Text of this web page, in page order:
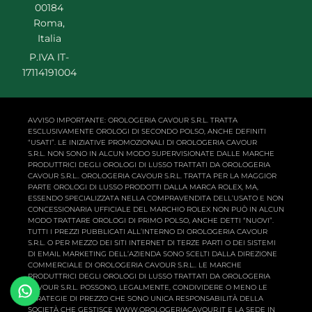
00184
Roma,
Italia
P.IVA IT-
17114191004
AVVISO IMPORTANTE: OROLOGERIA CAVOUR S.R.L. TRATTA
ESCLUSIVAMENTE OROLOGI DI SECONDO POLSO, ANCHE DEFINITI
“USATI”. LE INIZIATIVE PROMOZIONALI DI OROLOGERIA CAVOUR
S.R.L. NON SONO IN ALCUN MODO SUPERVISIONATE DALLE MARCHE
PRODUTTRICI DEGLI OROLOGI DI LUSSO TRATTATI DA OROLOGERIA
CAVOUR S.R.L.. OROLOGERIA CAVOUR S.R.L. TRATTA PER LA MAGGIOR
PARTE OROLOGI DI LUSSO PRODOTTI DALLA MARCA ROLEX, MA,
ESSENDO SPECIALIZZATA NELLA COMPRAVENDITA DELL’USATO E NON
CONCESSIONARIA UFFICIALE DEL MARCHIO ROLEX NON PUÒ IN ALCUN
MODO TRATTARE OROLOGI DI PRIMO POLSO, ANCHE DETTI “NUOVI”.
TUTTI I PREZZI PUBBLICATI ALL’INTERNO DI OROLOGERIA CAVOUR
S.R.L. O PER MEZZO DEI SITI INTERNET DI TERZE PARTI O DEI SISTEMI
DI EMAIL MARKETING DELL’AZIENDA SONO SCELTI DALLA DIREZIONE
COMMERCIALE DI OROLOGERIA CAVOUR S.R.L.. LE MARCHE
PRODUTTRICI DEGLI OROLOGI DI LUSSO TRATTATI DA OROLOGERIA
CAVOUR S.R.L. POSSONO, LEGALMENTE, CONDIVIDERE O MENO LE
STRATEGIE DI PREZZO CHE SONO UNICA RESPONSABILITÀ DELLA
SOCIETÀ CHE GESTISCE WWW.OROLOGERIACAVOUR.IT E LA SEDE IN